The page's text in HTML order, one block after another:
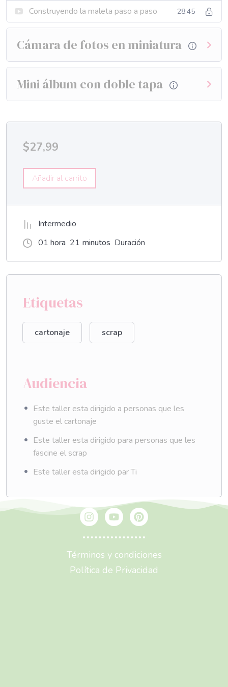
Construyendo la maleta paso a paso 28:45
Cámara de fotos en miniatura
Mini álbum con doble tapa
$27,99
Añadir al carrito
Intermedio
01 hora 21 minutos Duración
Etiquetas
cartonaje scrap
Audiencia
Este taller esta dirigido a personas que les
guste el cartonaje
Este taller esta dirigido para personas que les
fascine el scrap
Este taller esta dirigido par Ti
Términos y condiciones
Política de Privacidad